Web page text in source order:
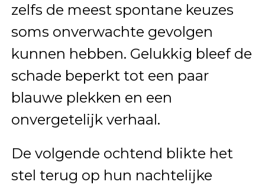
zelfs de meest spontane keuzes
soms onverwachte gevolgen
kunnen hebben. Gelukkig bleef de
schade beperkt tot een paar
blauwe plekken en een
onvergetelijk verhaal.
De volgende ochtend blikte het
stel terug op hun nachtelijke